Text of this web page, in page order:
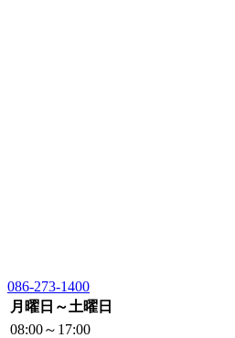
086-273-1400
月曜日～土曜日
08:00～17:00